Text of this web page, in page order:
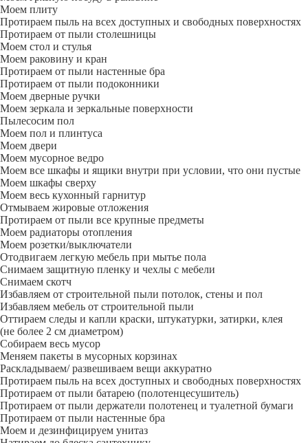
Моем плиту
Протираем пыль на всех доступных и свободных поверхностях
Протираем от пыли столешницы
Моем стол и стулья
Моем раковину и кран
Протираем от пыли настенные бра
Протираем от пыли подоконники
Моем дверные ручки
Моем зеркала и зеркальные поверхности
Пылесосим пол
Моем пол и плинтуса
Моем двери
Моем мусорное ведро
Моем все шкафы и ящики внутри при условии, что они пустые
Моем шкафы сверху
Моем весь кухонный гарнитур
Отмываем жировые отложения
Протираем от пыли все крупные предметы
Моем радиаторы отопления
Моем розетки/выключатели
Отодвигаем легкую мебель при мытье пола
Снимаем защитную пленку и чехлы с мебели
Снимаем скотч
Избавляем от строительной пыли потолок, стены и пол
Избавляем мебель от строительной пыли
Оттираем следы и капли краски, штукатурки, затирки, клея
(не более 2 см диаметром)
Собираем весь мусор
Меняем пакеты в мусорных корзинах
Раскладываем/ развешиваем вещи аккуратно
Протираем пыль на всех доступных и свободных поверхностях
Протираем от пыли батарею (полотенцесушитель)
Протираем от пыли держатели полотенец и туалетной бумаги
Протираем от пыли настенные бра
Моем и дезинфицируем унитаз